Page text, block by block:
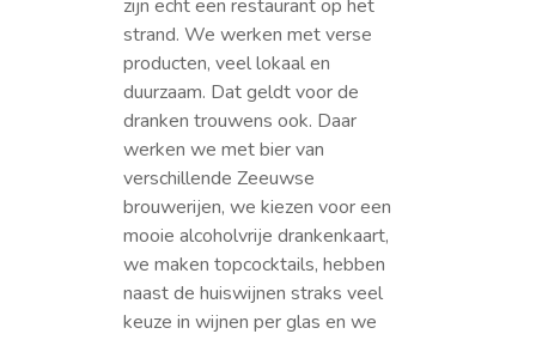
zijn echt een restaurant op het
strand. We werken met verse
producten, veel lokaal en
duurzaam. Dat geldt voor de
dranken trouwens ook. Daar
werken we met bier van
verschillende Zeeuwse
brouwerijen, we kiezen voor een
mooie alcoholvrije drankenkaart,
we maken topcocktails, hebben
naast de huiswijnen straks veel
keuze in wijnen per glas en we